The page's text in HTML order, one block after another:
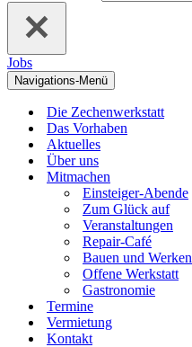
Jobs
Navigations-Menü
Die Zechenwerkstatt
Das Vorhaben
Aktuelles
Über uns
Mitmachen
Einsteiger-Abende
Zum Glück auf
Veranstaltungen
Repair-Café
Bauen und Werken
Offene Werkstatt
Gastronomie
Termine
Vermietung
Kontakt